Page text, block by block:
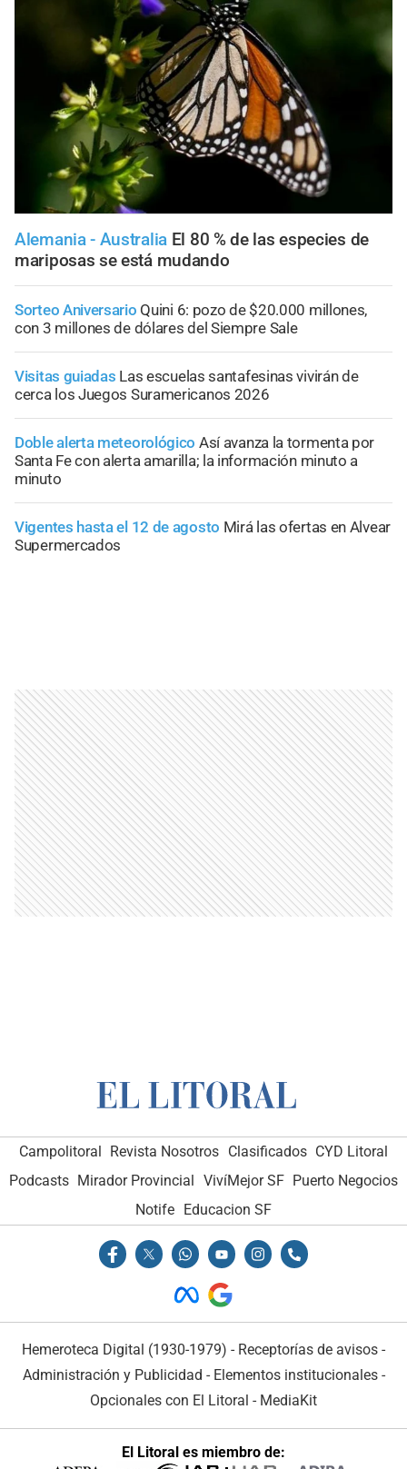
Alemania - Australia El 80 % de las especies de
mariposas se está mudando
Sorteo Aniversario Quini 6: pozo de $20.000 millones,
con 3 millones de dólares del Siempre Sale
Visitas guiadas Las escuelas santafesinas vivirán de
cerca los Juegos Suramericanos 2026
Doble alerta meteorológico Así avanza la tormenta por
Santa Fe con alerta amarilla; la información minuto a
minuto
Vigentes hasta el 12 de agosto Mirá las ofertas en Alvear
Supermercados
Campolitoral Revista Nosotros Clasificados CYD Litoral
Podcasts Mirador Provincial VivíMejor SF Puerto Negocios
Notife
Educacion SF
Hemeroteca Digital (1930-1979) - Receptorías de avisos -
Administración y Publicidad - Elementos institucionales-
Opcionales con El Litoral - MediaKit
El Litoral es miembro de: